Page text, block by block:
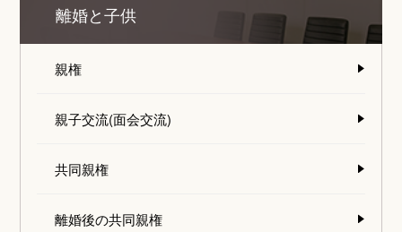
離婚と子供
親権
親子交流(面会交流)
共同親権
離婚後の共同親権